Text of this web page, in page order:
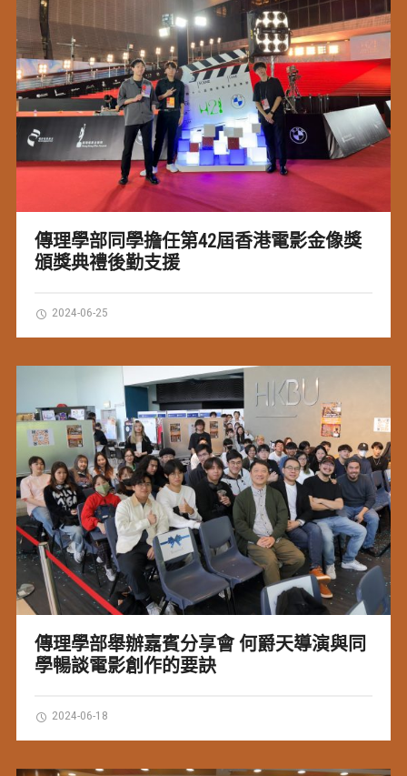
傳理學部同學擔任第42屆香港電影金像獎
頒獎典禮後勤支援
2024-06-25
傳理學部舉辦嘉賓分享會 何爵天導演與同
學暢談電影創作的要訣
2024-06-18